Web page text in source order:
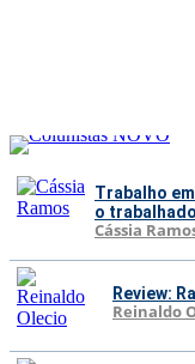
Trabalho
o
Cássia
Review:
Reinaldo